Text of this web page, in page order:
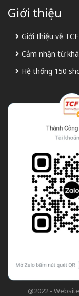
Giới thiệu
Giới thiệu về TCF
Cảm nhận từ
Hệ thống 150
@2022 - Website